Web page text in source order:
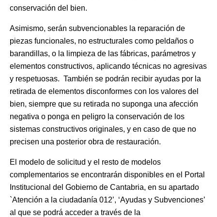
conservación del bien.
Asimismo, serán subvencionables la reparación de
piezas funcionales, no estructurales como peldaños o
barandillas, o la limpieza de las fábricas, parámetros y
elementos constructivos, aplicando técnicas no agresivas
y respetuosas. También se podrán recibir ayudas por la
retirada de elementos disconformes con los valores del
bien, siempre que su retirada no suponga una afección
negativa o ponga en peligro la conservación de los
sistemas constructivos originales, y en caso de que no
precisen una posterior obra de restauración.
El modelo de solicitud y el resto de modelos
complementarios se encontrarán disponibles en el Portal
Institucional del Gobierno de Cantabria, en su apartado
`Atención a la ciudadanía 012’, ‘Ayudas y Subvenciones’
al que se podrá acceder a través de la